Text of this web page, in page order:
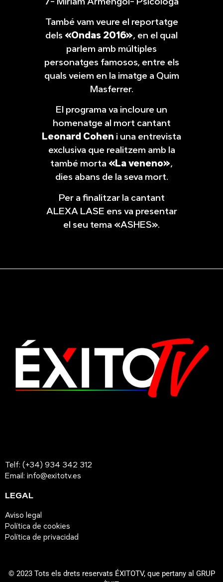
També vam veure el reportatge
dels «Ondas 2016», en el qual
parlem amb múltiples
personatges famosos, entre els
quals veiem en la imatge a Quim
Masferrer.
El programa va incloure un
homenatge al mort cantant
Leonard Cohen i una entrevista
exclusiva que realitzem amb la
també morta «La veneno»,
dies abans de la seva mort.
Per a finalitzar la cantant
ALEXA LASE ens va presentar
el seu tema «ASHES».
Telf: (+34) 934 342 312
Email: info@exitotv.es
LEGAL
Aviso legal
Política de cookies
Política de privacidad
© 2023 Tots els drets reservats ÉXITOTV, que pertany al GRUP